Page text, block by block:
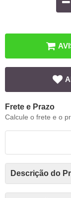
Frete e Prazo
Calcule o frete e o
Descrição do